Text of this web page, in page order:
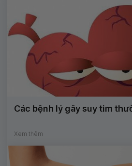
Các bệnh lý gây suy tim
Xem thêm